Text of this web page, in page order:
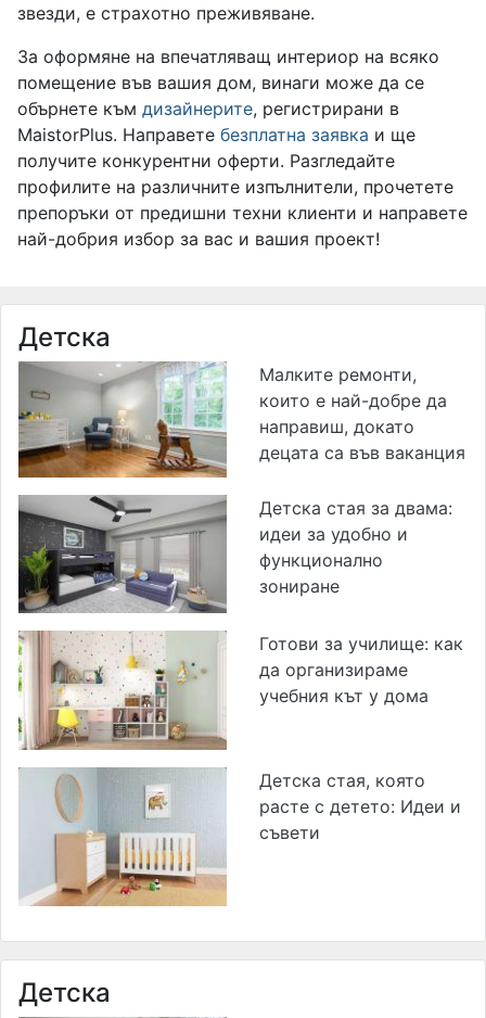
звезди, е страхотно преживяване.
За оформяне на впечатляващ интериор на всяко
помещение във вашия дом, винаги може да се
обърнете към дизайнерите, регистрирани в
MaistorPlus. Направете безплатна заявка и ще
получите конкурентни оферти. Разгледайте
профилите на различните изпълнители, прочетете
препоръки от предишни техни клиенти и направете
най-добрия избор за вас и вашия проект!
Детска
Малките ремонти,
които е най-добре да
направиш, докато
децата са във ваканция
Детска стая за двама:
идеи за удобно и
функционално
зониране
Готови за училище: как
да организираме
учебния кът у дома
Детска стая, която
расте с детето: Идеи и
съвети
Детска